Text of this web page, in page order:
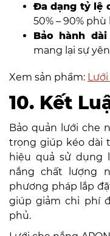
Đa dạng tỷ lệ
50% – 90%
Bảo hành dài
mang lại sự
Xem sản phẩm:
10. Kết
Bảo quản lưới che
trọng giúp kéo dài
hiệu quả sử dụng
nắng chất lượng
phương pháp lắp
giúp giảm chi phí
phủ.